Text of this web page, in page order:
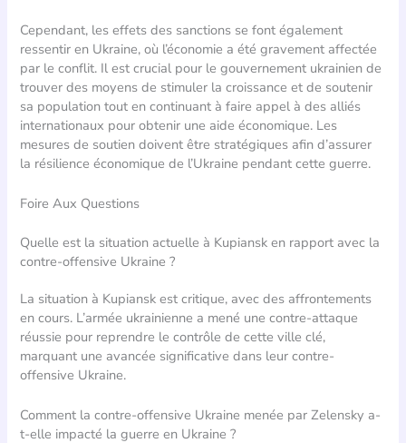
Cependant, les effets des sanctions se font également
ressentir en Ukraine, où l’économie a été gravement affectée
par le conflit. Il est crucial pour le gouvernement ukrainien de
trouver des moyens de stimuler la croissance et de soutenir
sa population tout en continuant à faire appel à des alliés
internationaux pour obtenir une aide économique. Les
mesures de soutien doivent être stratégiques afin d’assurer
la résilience économique de l’Ukraine pendant cette guerre.
Foire Aux Questions
Quelle est la situation actuelle à Kupiansk en rapport avec la
contre-offensive Ukraine ?
La situation à Kupiansk est critique, avec des affrontements
en cours. L’armée ukrainienne a mené une contre-attaque
réussie pour reprendre le contrôle de cette ville clé,
marquant une avancée significative dans leur contre-
offensive Ukraine.
Comment la contre-offensive Ukraine menée par Zelensky a-
t-elle impacté la guerre en Ukraine ?